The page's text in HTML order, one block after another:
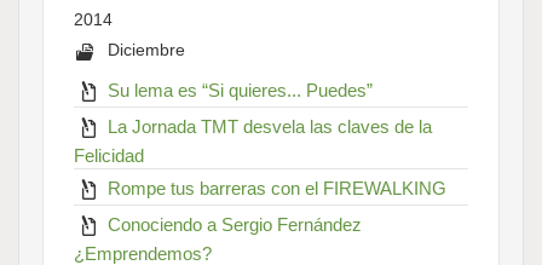
2014
Diciembre
Su lema es “Si quieres... Puedes”
La Jornada TMT desvela las claves de la
Felicidad
Rompe tus barreras con el FIREWALKING
Conociendo a Sergio Fernández
¿Emprendemos?